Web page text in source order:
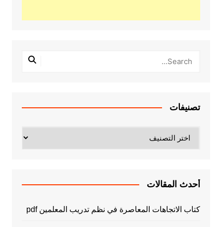
تصنيفات
أحدث المقالات
كتاب الاتجاهات المعاصرة في نظم تدريب المعلمين pdf